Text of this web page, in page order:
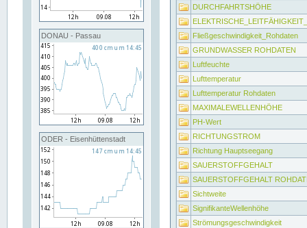
DONAU - Passau
ODER - Eisenhüttenstadt
DURCHFAHRTSHÖHE
Fließgeschwindigkeit_Rohdaten
GRUNDWASSER ROHDATEN
Luftfeuchte
Lufttemperatur
Lufttemperatur Rohdaten
MAXIMALEWELLENHÖHE
PH-Wert
RICHTUNGSTROM
Richtung Hauptseegang
SAUERSTOFFGEHALT
SAUERSTOFFGEHALT
Sichtweite
SignifikanteWellenhöhe
Strömungsgeschwindigkeit